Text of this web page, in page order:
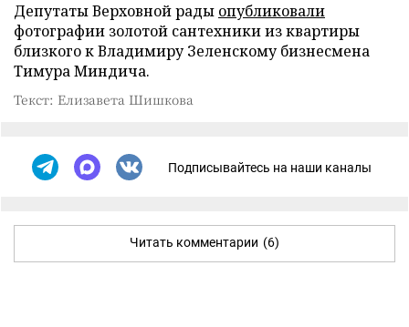
Депутаты Верховной рады опубликовали
фотографии золотой сантехники из квартиры
близкого к Владимиру Зеленскому бизнесмена
Тимура Миндича.
Текст: Елизавета Шишкова
Подписывайтесь на наши каналы
Читать комментарии (6)